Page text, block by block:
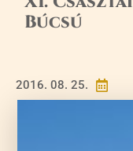
Búcsú

2016. 08. 25.